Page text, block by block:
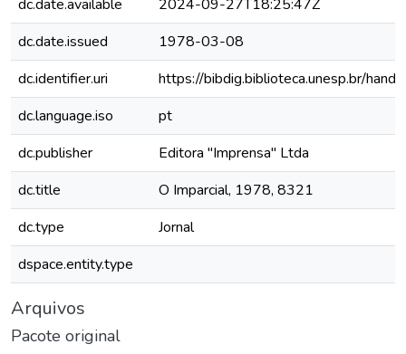
dc.date.available
2024-09-27T18:25:47Z
dc.date.issued
1978-03-08
dc.identifier.uri
https://bibdig.biblioteca.unesp.br/
dc.language.iso
pt
dc.publisher
Editora "Imprensa" Ltda
dc.title
O Imparcial, 1978, 8321
dc.type
Jornal
dspace.entity.type
Arquivos
Pacote original